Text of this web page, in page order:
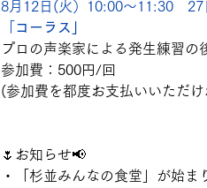
8月12日(火）10:00～11:30　
コーラス」
プロの声楽家による発生練習の
参加費：500円/回
(参加費を都度お支払いいただ
🌷お知らせ📢
・「杉並みんなの食堂」が始